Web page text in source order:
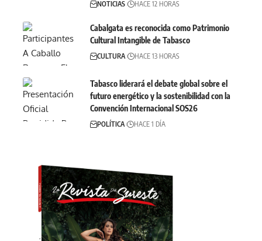
NOTICIAS HACE 12 HORAS
Cabalgata es reconocida como Patrimonio
Cultural Intangible de Tabasco
CULTURA HACE 13 HORAS
Tabasco liderará el debate global sobre el
futuro energético y la sostenibilidad con la
Convención Internacional SOS26
POLÍTICA HACE 1 DÍA